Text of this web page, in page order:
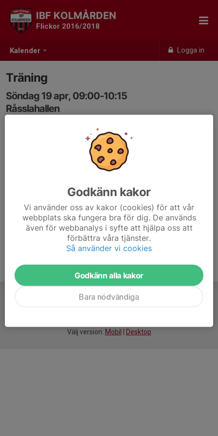
Kalender Logga in
IBF KOLMÅRDEN
Flickor 2016/2018
Träning
Söndag 19 apr, 09:00-10:15
Råsslahallen
Välj version: Mobil Desktop
Godkänn kakor
Vi använder oss av kakor (cookies) för att vår
webbplats ska fungera bra för dig. De används
även för webbanalys i syfte att hjälpa oss att
förbättra våra tjänster.
Så använder vi cookies
Godkänn alla kakor
Bara nödvändiga